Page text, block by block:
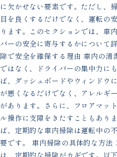
に欠かせない要素です。ただし、
目を良くするだけでなく、運転の
ります。このセクションでは、車
バーの安全に寄与するかについて
除で安全を確保する理由 車内の清
ではなく、ドライバーの集中力に
ば、ダッシュボードやウィンドウ
が悪くなるだけでなく、アレルギ
があります。さらに、フロアマッ
ル操作に支障をきたすこともあり
ば、定期的な車内掃除は運転中の
要です。 車内掃除の具体的な方法
は、定期的な掃除がカギです。以